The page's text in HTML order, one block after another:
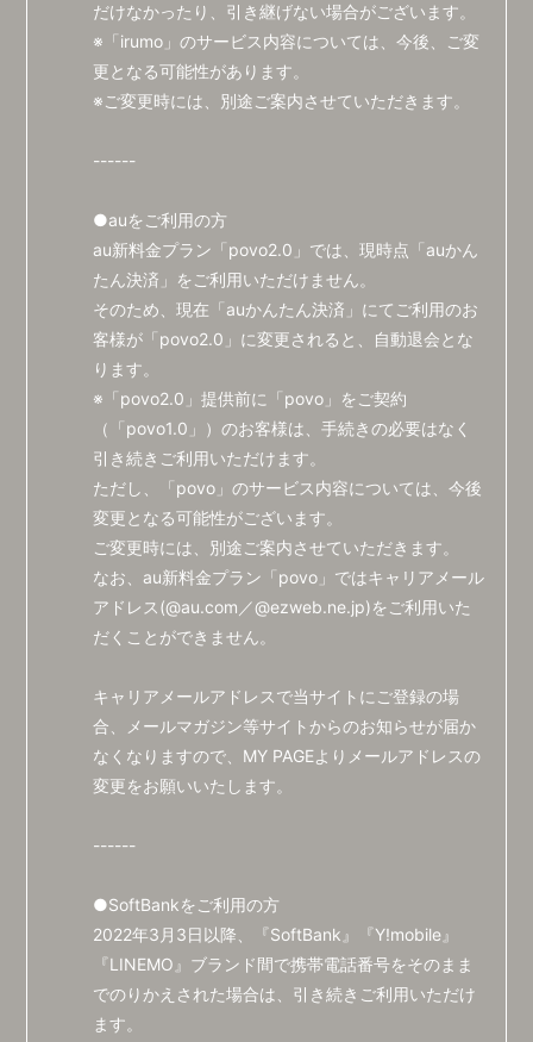
会員登録 ログイン
BLOG
MOVIE
RADIO
PHOTO
Q&A
CHAT
だけなかったり、引き継げない場合がございます。
※「irumo」のサービス内容については、今後、ご変
更となる可能性があります。
※ご変更時には、別途ご案内させていただきます。
------
●auをご利用の方
au新料金プラン「povo2.0」では、現時点「auかん
たん決済」をご利用いただけません。
そのため、現在「auかんたん決済」にてご利用のお
客様が「povo2.0」に変更されると、自動退会とな
ります。
※「povo2.0」提供前に「povo」をご契約
（「povo1.0」）のお客様は、手続きの必要はなく
引き続きご利用いただけます。
ただし、「povo」のサービス内容については、今後
変更となる可能性がございます。
ご変更時には、別途ご案内させていただきます。
なお、au新料金プラン「povo」ではキャリアメール
アドレス(@au.com／@ezweb.ne.jp)をご利用いた
だくことができません。
キャリアメールアドレスで当サイトにご登録の場
合、メールマガジン等サイトからのお知らせが届か
なくなりますので、MY PAGEよりメールアドレスの
変更をお願いいたします。
------
●SoftBankをご利用の方
2022年3月3日以降、『SoftBank』『Y!mobile』
『LINEMO』ブランド間で携帯電話番号をそのまま
でのりかえされた場合は、引き続きご利用いただけ
ます。